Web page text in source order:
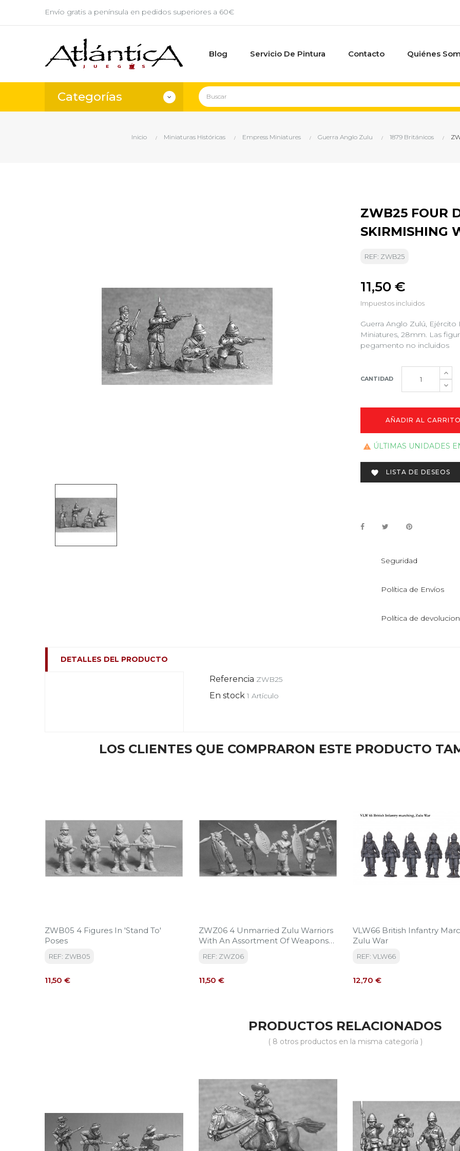
Envío gratis a península en pedidos superiores a 60€
Blog Servicio De Pintura Contacto Quiénes
Categorías
Inicio Miniaturas Históricas Empress Miniatures Guerra Anglo Zulu 1879 Británicos
ZWB25 FOUR
SKIRMISHING
REF: ZWB25
11,50 €
Impuestos incluidos
Guerra Anglo Zulú,
Miniatures, 28mm. Las
pegamento no incluidos
CANTIDAD
AÑADIR AL
 ÚLTIMAS UNIDADES
 LISTA DE DESEOS
Seguridad
Política de Envíos
Política de
DETALLES DEL PRODUCTO
Referencia ZWB25
En stock 1 Artículo
LOS CLIENTES QUE COMPRARON ESTE PRODUCTO
ZWB05 4 Figures In 'Stand To'
Poses
REF: ZWB05
Precio
11,50 €
ZWZ06 4 Unmarried Zulu Warriors
With An Assortment Of Weapons
REF: ZWZ06
Precio
11,50 €
VLW66 British Infantry
Zulu War
REF: VLW66
Precio
12,70 €
PRODUCTOS RELACIONADOS
( 8 otros productos en la misma categoría )